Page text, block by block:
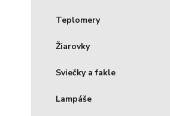
Teplomery
Žiarovky
Sviečky a fakle
Lampáše